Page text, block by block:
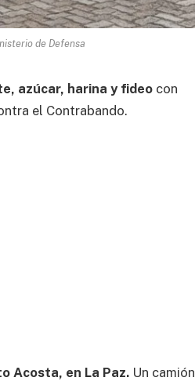
de Defensa
azúcar, harina y fideo con
el Contrabando.
Acosta, en La Paz. Un camión